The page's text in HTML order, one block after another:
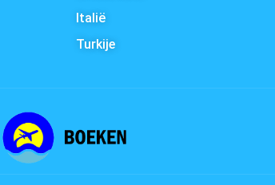
Italië
Turkije